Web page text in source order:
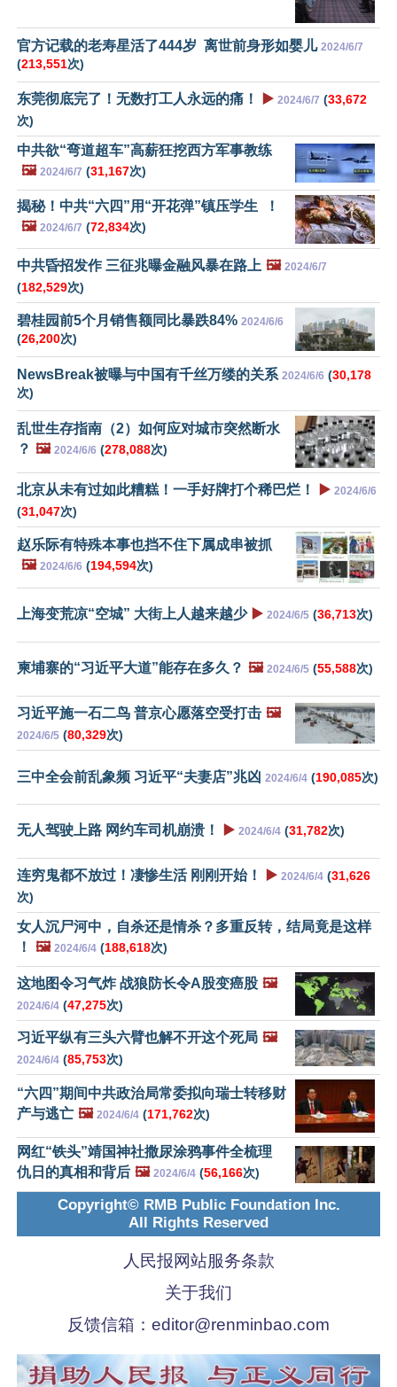
官方记载的老寿星活了444岁 离世前身形如婴儿 2024/6/7
(213,551次)
东莞彻底完了！无数打工人永远的痛！ ▶️ 2024/6/7 (33,672
次)
中共欲“弯道超车”高薪狂挖西方军事教练
🖼️ 2024/6/7 (31,167次)
揭秘！中共“六四”用“开花弹”镇压学生 ！
🖼️ 2024/6/7 (72,834次)
中共昏招发作 三征兆曝金融风暴在路上 🖼️ 2024/6/7
(182,529次)
碧桂园前5个月销售额同比暴跌84% 2024/6/6
(26,200次)
NewsBreak被曝与中国有千丝万缕的关系 2024/6/6 (30,178
次)
乱世生存指南（2）如何应对城市突然断水
？ 🖼️ 2024/6/6 (278,088次)
北京从未有过如此糟糕！一手好牌打个稀巴烂！ ▶️ 2024/6/6
(31,047次)
赵乐际有特殊本事也挡不住下属成串被抓
🖼️ 2024/6/6 (194,594次)
上海变荒凉“空城” 大街上人越来越少 ▶️ 2024/6/5 (36,713次)
柬埔寨的“习近平大道”能存在多久？ 🖼️ 2024/6/5 (55,588次)
习近平施一石二鸟 普京心愿落空受打击 🖼️
2024/6/5 (80,329次)
三中全会前乱象频 习近平“夫妻店”兆凶 2024/6/4 (190,085次)
无人驾驶上路 网约车司机崩溃！ ▶️ 2024/6/4 (31,782次)
连穷鬼都不放过！凄惨生活 刚刚开始！ ▶️ 2024/6/4 (31,626
次)
女人沉尸河中，自杀还是情杀？多重反转，结局竟是这样
！
🖼️ 2024/6/4 (188,618次)
这地图令习气炸 战狼防长令A股变癌股 🖼️
2024/6/4 (47,275次)
习近平纵有三头六臂也解不开这个死局 🖼️
2024/6/4 (85,753次)
“六四”期间中共政治局常委拟向瑞士转移财
产与逃亡 🖼️ 2024/6/4 (171,762次)
网红“铁头”靖国神社撒尿涂鸦事件全梳理
仇日的真相和背后 🖼️ 2024/6/4 (56,166次)
Copyright© RMB Public Foundation Inc.
All Rights Reserved
人民报网站服务条款
关于我们
反馈信箱： editor@renminbao.com